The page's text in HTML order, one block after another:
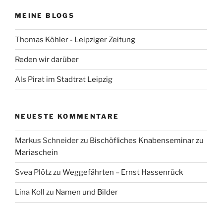
MEINE BLOGS
Thomas Köhler - Leipziger Zeitung
Reden wir darüber
Als Pirat im Stadtrat Leipzig
NEUESTE KOMMENTARE
Markus Schneiderzu Bischöfliches Knabenseminar zu
Mariaschein
Svea Plötzzu Weggefährten – Ernst Hassenrück
Lina Koll zu Namen und Bilder